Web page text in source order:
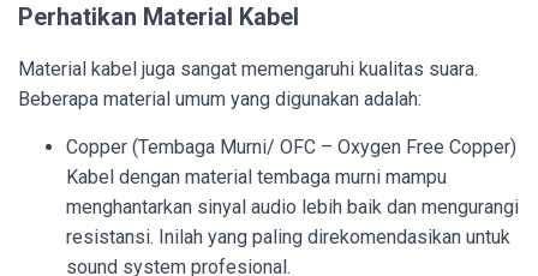
Perhatikan Material Kabel
Material kabel juga sangat memengaruhi kualitas suara.
Beberapa material umum yang digunakan adalah:
Copper (Tembaga Murni/ OFC – Oxygen Free Copper)
Kabel dengan material tembaga murni mampu
menghantarkan sinyal audio lebih baik dan mengurangi
resistansi. Inilah yang paling direkomendasikan untuk
sound system profesional.